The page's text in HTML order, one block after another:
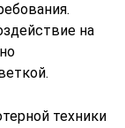
на
техники